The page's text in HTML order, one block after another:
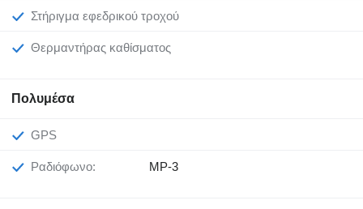
Στήριγμα εφεδρικού τροχού
Θερμαντήρας καθίσματος
Πολυμέσα
GPS
Ραδιόφωνο: MP-3